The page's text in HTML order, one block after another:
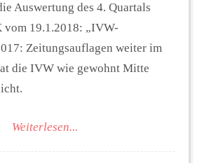
Auswertung des 4. Quartals
19.1.2018: „IVW-
Zeitungsauflagen weiter im
die IVW wie gewohnt Mitte
Weiterlesen...